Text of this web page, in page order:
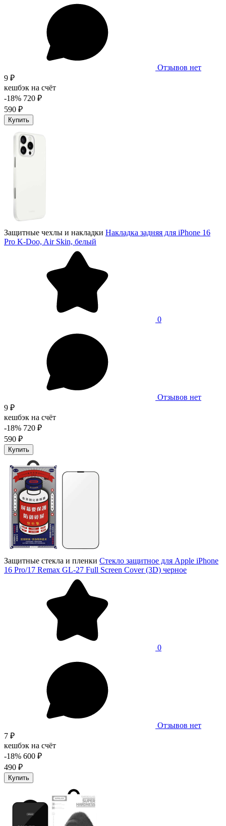
Отзывов нет
9 ₽
кешбэк на счёт
-18% 720 ₽
590 ₽
Купить
Защитные чехлы и накладки Накладка задняя для iPhone 16
Pro K-Doo, Air Skin, белый
0
Отзывов нет
9 ₽
кешбэк на счёт
-18% 720 ₽
590 ₽
Купить
Защитные стекла и пленки Стекло защитное для Apple iPhone
16 Pro/17 Remax GL-27 Full Screen Cover (3D) черное
0
Отзывов нет
7 ₽
кешбэк на счёт
-18% 600 ₽
490 ₽
Купить